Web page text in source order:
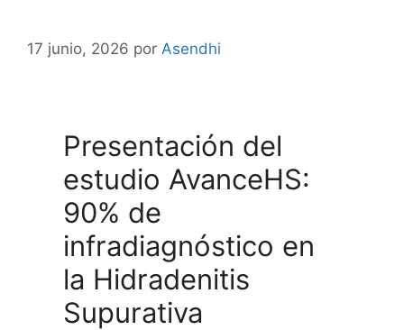
contenido
17 junio, 2026 por Asendhi
Presentación del
estudio AvanceHS:
90% de
infradiagnóstico en
la Hidradenitis
Supurativa